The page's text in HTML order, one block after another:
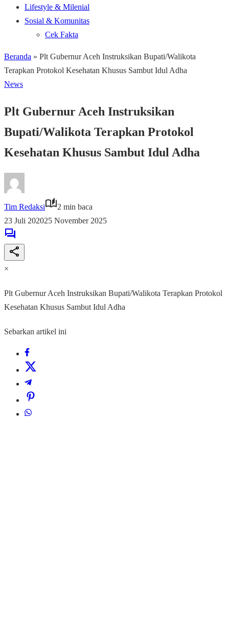
Lifestyle & Milenial
Sosial & Komunitas
Cek Fakta
Beranda » Plt Gubernur Aceh Instruksikan Bupati/Walikota
Terapkan Protokol Kesehatan Khusus Sambut Idul Adha
News
Plt Gubernur Aceh Instruksikan
Bupati/Walikota Terapkan Protokol
Kesehatan Khusus Sambut Idul Adha
Tim Redaksi
2 min baca
23 Juli 202025 November 2025
×
Plt Gubernur Aceh Instruksikan Bupati/Walikota Terapkan Protokol
Kesehatan Khusus Sambut Idul Adha
Sebarkan artikel ini